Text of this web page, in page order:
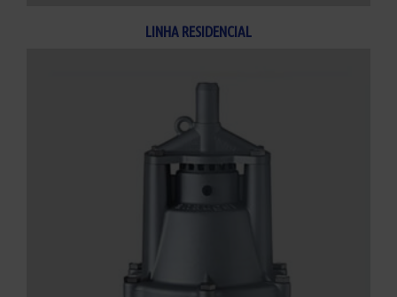
LINHA RESIDENCIAL